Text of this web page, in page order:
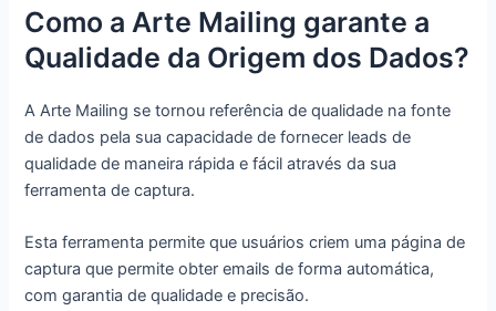
Como a Arte Mailing garante a
Qualidade da Origem dos Dados?
A Arte Mailing se tornou referência de qualidade na fonte
de dados pela sua capacidade de fornecer leads de
qualidade de maneira rápida e fácil através da sua
ferramenta de captura.
Esta ferramenta permite que usuários criem uma página de
captura que permite obter emails de forma automática,
com garantia de qualidade e precisão.